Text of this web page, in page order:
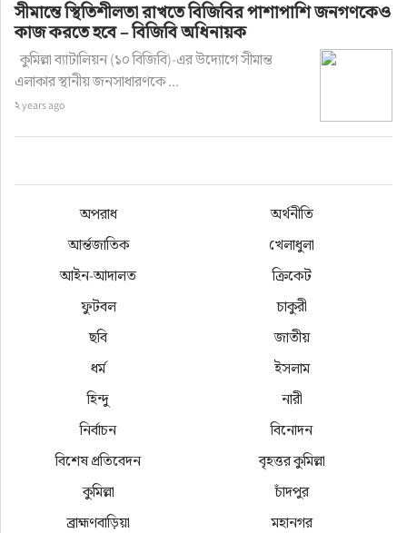
সীমান্তে স্থিতিশীলতা রাখতে বিজিবির পাশাপাশি জনগণকেও
কাজ করতে হবে – বিজিবি অধিনায়ক
কুমিল্লা ব্যাটালিয়ন (১০ বিজিবি)-এর উদ্যোগে সীমান্ত
এলাকার স্থানীয় জনসাধারণকে ...
২ years ago
অপরাধ
অর্থনীতি
আর্ন্তজাতিক
খেলাধুলা
আইন-আদালত
ক্রিকেট
ফুটবল
চাকুরী
ছবি
জাতীয়
ধর্ম
ইসলাম
হিন্দু
নারী
নির্বাচন
বিনোদন
বিশেষ প্রতিবেদন
বৃহত্তর কুমিল্লা
কুমিল্লা
চাঁদপুর
ব্রাহ্মণবাড়িয়া
মহানগর